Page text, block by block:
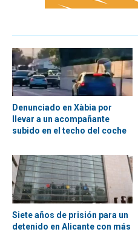
Denunciado en Xàbia por
llevar a un acompañante
subido en el techo del coche
Siete años de prisión para un
detenido en Alicante con más